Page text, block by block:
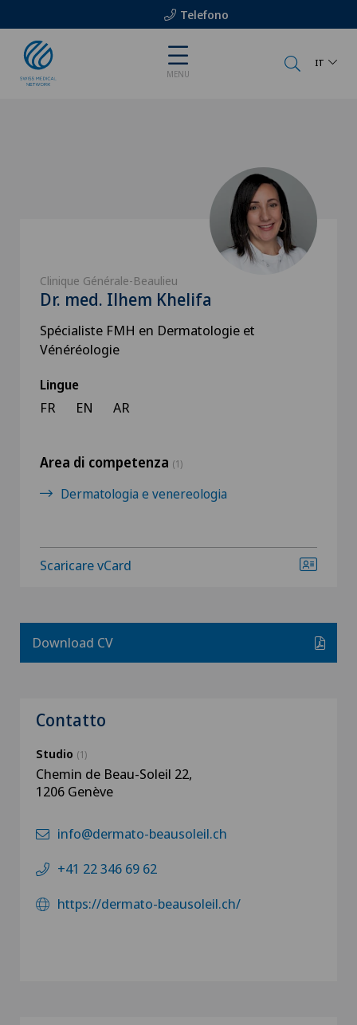
Telefono
MENU
IT
Clinique Générale-Beaulieu
Dr. med. Ilhem Khelifa
Spécialiste FMH en Dermatologie et
Vénéréologie
Lingue
FR EN AR
Area di competenza (1)
Dermatologia e venereologia
Scaricare vCard
Download CV
Contatto
Studio (1)
Chemin de Beau-Soleil 22,
1206 Genève
info@dermato-beausoleil.ch
+41 22 346 69 62
https://dermato-beausoleil.ch/